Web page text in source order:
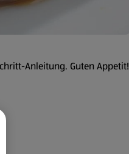
Anleitung. Guten Appetit!